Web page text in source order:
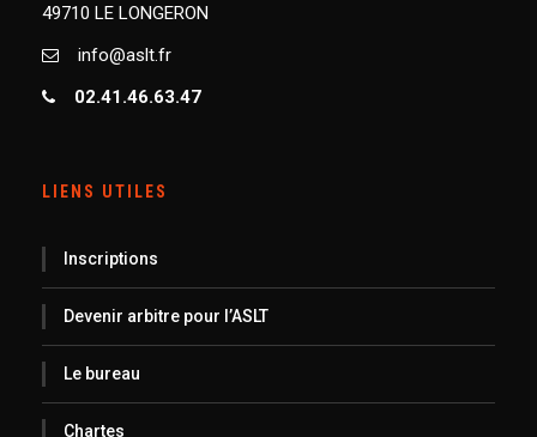
49710 LE LONGERON
info@aslt.fr
02.41.46.63.47
LIENS UTILES
Inscriptions
Devenir arbitre pour l’ASLT
Le bureau
Chartes